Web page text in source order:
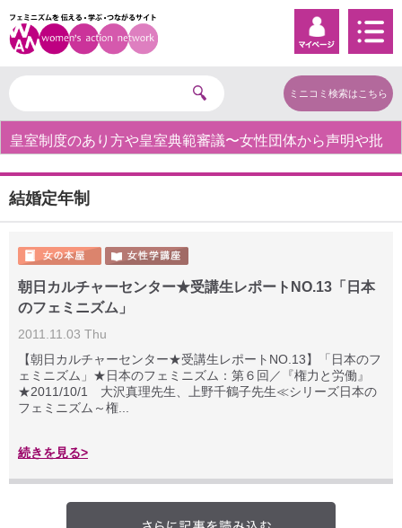
ミニコミ検索はこちら
皇室制度のあり方や皇室典範審議〜女性団体から声明や批
結婚定年制
朝日カルチャーセンター★受講生レポートNO.13「日本
のフェミニズム」
2011.11.03 Thu
【朝日カルチャーセンター★受講生レポートNO.13】「日本のフ
ェミニズム」★日本のフェミニズム：第６回／『権力と労働』
★2011/10/1 大沢真理先生、上野千鶴子先生≪シリーズ日本の
フェミニズム～権...
続きを見る>